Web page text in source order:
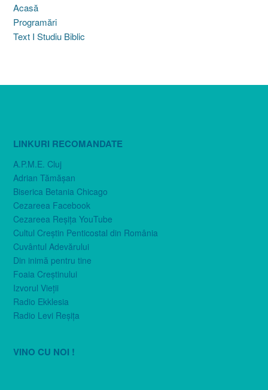
Acasă
Programări
Text I Studiu Biblic
LINKURI RECOMANDATE
A.P.M.E. Cluj
Adrian Tămăşan
Biserica Betania Chicago
Cezareea Facebook
Cezareea Reşiţa YouTube
Cultul Creştin Penticostal din România
Cuvântul Adevărului
Din inimă pentru tine
Foaia Creştinului
Izvorul Vieţii
Radio Ekklesia
Radio Levi Reşiţa
VINO CU NOI !